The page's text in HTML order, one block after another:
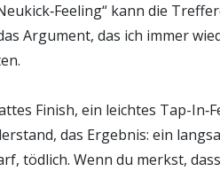
kann die
Argument, das ich immer
Finish, ein leichtes Tap­-
das Ergebnis: ein
tödlich. Wenn du merkst,